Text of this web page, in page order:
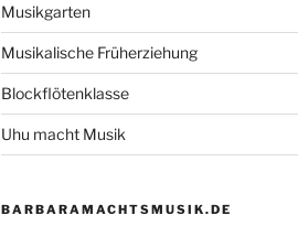
Musikgarten
Musikalische Früherziehung
Blockflötenklasse
Uhu macht Musik
BARBARAMACHTSMUSIK.DE